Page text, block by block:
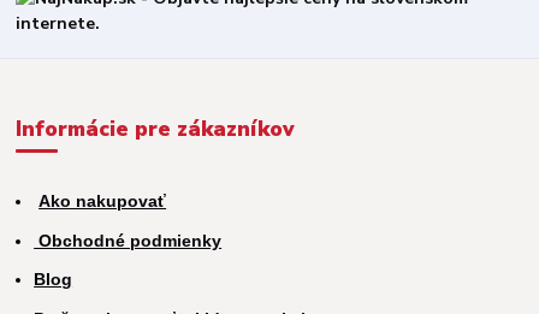
Informácie pre zákazníkov
Ako nakupovať
Obchodné podmienky
Blog